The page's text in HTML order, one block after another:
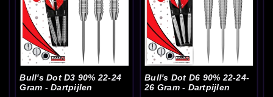
Bull's Dot D3 90% 22-24
Gram - Dartpijlen
Bull's Dot D6 90% 22-24-
26 Gram - Dartpijlen